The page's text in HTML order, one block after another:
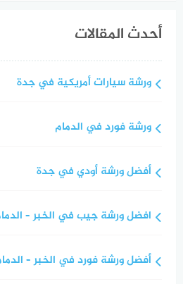
أحدث المقالات
ورشة سيارات أمريكية في جدة
ورشة فورد في الدمام
أفضل ورشة أودي في جدة
افضل ورشة جيب في الخبر –
أفضل ورشة فورد في الخبر –